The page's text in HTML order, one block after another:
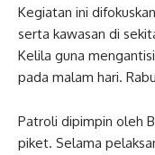
Kegiatan ini
serta kawasan di
Kelila guna
pada malam hari.
Patroli dipimpin oleh
piket. Selama